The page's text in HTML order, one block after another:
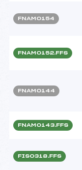
FNAM0154
FNAM0152.FFS
FNAM0144
FNAM0143.FFS
FIS0318.FFS